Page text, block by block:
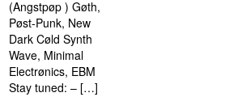
(Angstpøp ) Gøth,
Pøst-Punk, New
Dark Cøld Synth
Wave, Minimal
Electrønics, EBM
Stay tuned: – […]